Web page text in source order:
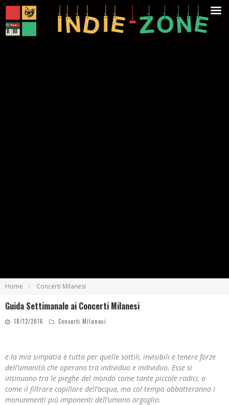
Home Concerti Milanesi
Guida Settimanale ai Concerti Milanesi
18/12/2016 Concerti Milanesi
e la mia simpatia è tutta per quelle sottili, invisibili e tenere forze
dell’umanità che operano tra individuo e individuo. Esse si
insinuano tra le pieghe del mondo come tante piccole radici, o
come il filtrare capillare dell’acqua, ma col tempo abbatteranno i
monunmenti più imponenti dell’umano orgoglio.